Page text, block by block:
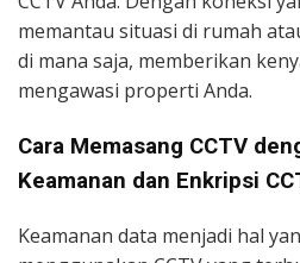
memantau situasi di rumah
di mana saja, memberikan
mengawasi properti Anda.
Cara Memasang CCTV
Keamanan dan Enkripsi
Keamanan data menjadi hal